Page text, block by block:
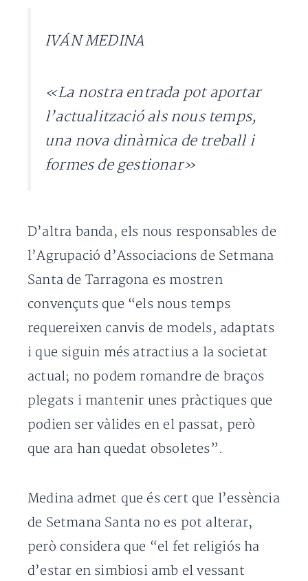
IVÁN MEDINA
«La nostra entrada pot aportar
l’actualització als nous temps,
una nova dinàmica de treball i
formes de gestionar»
D’altra banda, els nous responsables de
l’Agrupació d’Associacions de Setmana
Santa de Tarragona es mostren
convençuts que “els nous temps
requereixen canvis de models, adaptats
i que siguin més atractius a la societat
actual; no podem romandre de braços
plegats i mantenir unes pràctiques que
podien ser vàlides en el passat, però
que ara han quedat obsoletes”.
Medina admet que és cert que l’essència
de Setmana Santa no es pot alterar,
però considera que “el fet religiós ha
d’estar en simbiosi amb el vessant